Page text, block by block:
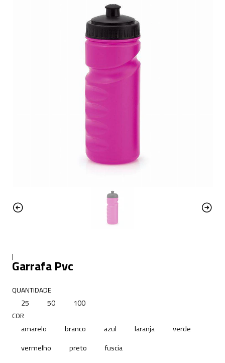
|
Garrafa Pvc
QUANTIDADE
25 50 100
COR
amarelo branco azul laranja
verde
vermelho
preto fuscia